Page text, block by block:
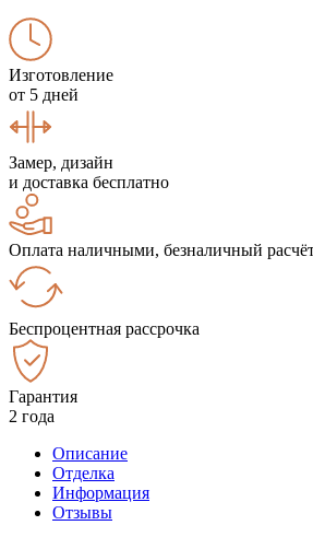
Изготовление
от 5 дней
Замер, дизайн
и доставка бесплатно
Оплата наличными, безналичный
Беспроцентная рассрочка
Гарантия
2 года
Описание
Отделка
Информация
Отзывы